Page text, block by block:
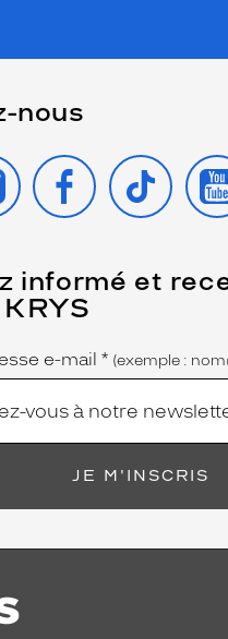
nous
FACEBOOK
TIKTOK
informé et
e-mail * (exemple :
JE M'INSCRIS